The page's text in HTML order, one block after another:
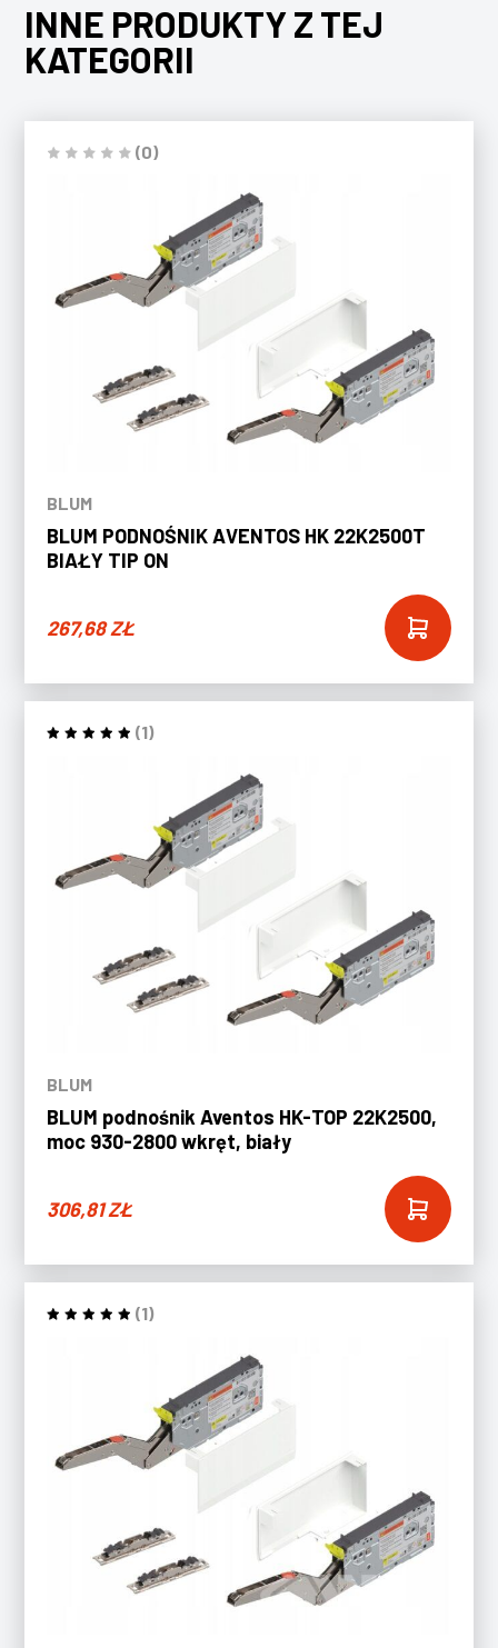
INNE PRODUKTY Z TEJ
KATEGORII
(0)
BLUM
BLUM PODNOŚNIK AVENTOS HK 22K2500T
BIAŁY TIP ON
267,68ZŁ
(1)
BLUM
BLUM podnośnik Aventos HK-TOP 22K2500,
moc 930-2800 wkręt, biały
306,81ZŁ
(1)